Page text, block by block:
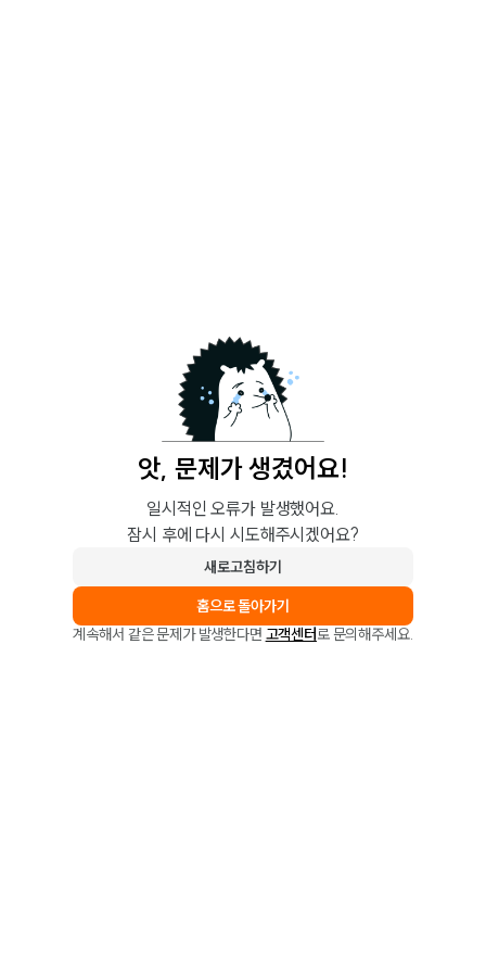
앗, 문제가 생겼어요!
일시적인 오류가 발생했어요.
잠시 후에 다시 시도해주시겠어요?
새로고침하기
홈으로 돌아가기
계속해서 같은 문제가 발생한다면 고객센터로 문의해주세요.